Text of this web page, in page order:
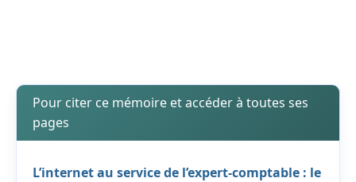
Pour citer ce mémoire et accéder à toutes ses
pages
L’internet au service de l’expert-comptable : le